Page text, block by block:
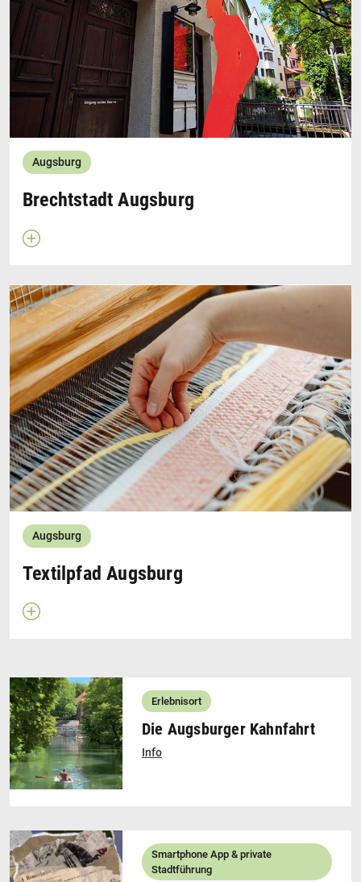
Augsburg
Brechtstadt Augsburg
Beschreibung öffnen
Augsburg
Textilpfad Augsburg
Beschreibung öffnen
Weber klapperten in der Altstadt. Augsburg wurde
später (Industriezeitalter) zum europaweit bedeutenden
Textilstandort. Der Textilpfad verdeutlicht Augsburgs
spannende Industriegeschichte. Der Weg durch das
„Textilviertel“ erläutert auf 13 Info-Tafeln die
Entstehung des Quartiers, die Bedeutung und die
Funktion der Anlagen.
DerTextilpfad
Textilpfad
Erlebnisort
Die Augsburger Kahnfahrt
Info
Smartphone App & private
Stadtführung